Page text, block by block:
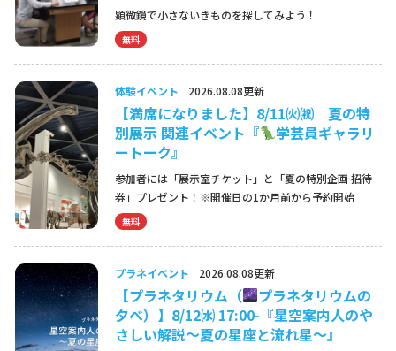
顕微鏡で小さないきものを探してみよう！
無料
体験イベント 2026.08.08更新
【満席になりました】8/11㈫㈷ 夏の特
別展示 関連イベント『
学芸員ギャラリ
ートーク』
参加者には「展示室チケット」と「夏の特別企画 招待
券」プレゼント！※開催日の1か月前から予約開始
無料
プラネイベント 2026.08.08更新
【プラネタリウム（
プラネタリウムの
夕べ）】8/12㈬ 17:00-『星空案内人のや
さしい解説～夏の星座と流れ星～』